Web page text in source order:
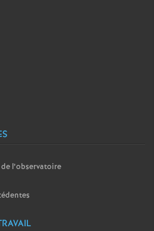
l’observatoire